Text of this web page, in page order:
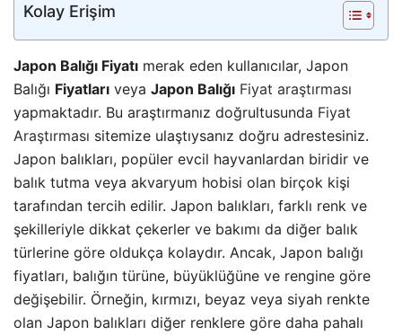
Kolay Erişim
Japon Balığı Fiyatı merak eden kullanıcılar, Japon
Balığı Fiyatları veya Japon Balığı Fiyat araştırması
yapmaktadır. Bu araştırmanız doğrultusunda Fiyat
Araştırması sitemize ulaştıysanız doğru adrestesiniz.
Japon balıkları, popüler evcil hayvanlardan biridir ve
balık tutma veya akvaryum hobisi olan birçok kişi
tarafından tercih edilir. Japon balıkları, farklı renk ve
şekilleriyle dikkat çekerler ve bakımı da diğer balık
türlerine göre oldukça kolaydır. Ancak, Japon balığı
fiyatları, balığın türüne, büyüklüğüne ve rengine göre
değişebilir. Örneğin, kırmızı, beyaz veya siyah renkte
olan Japon balıkları diğer renklere göre daha pahalı